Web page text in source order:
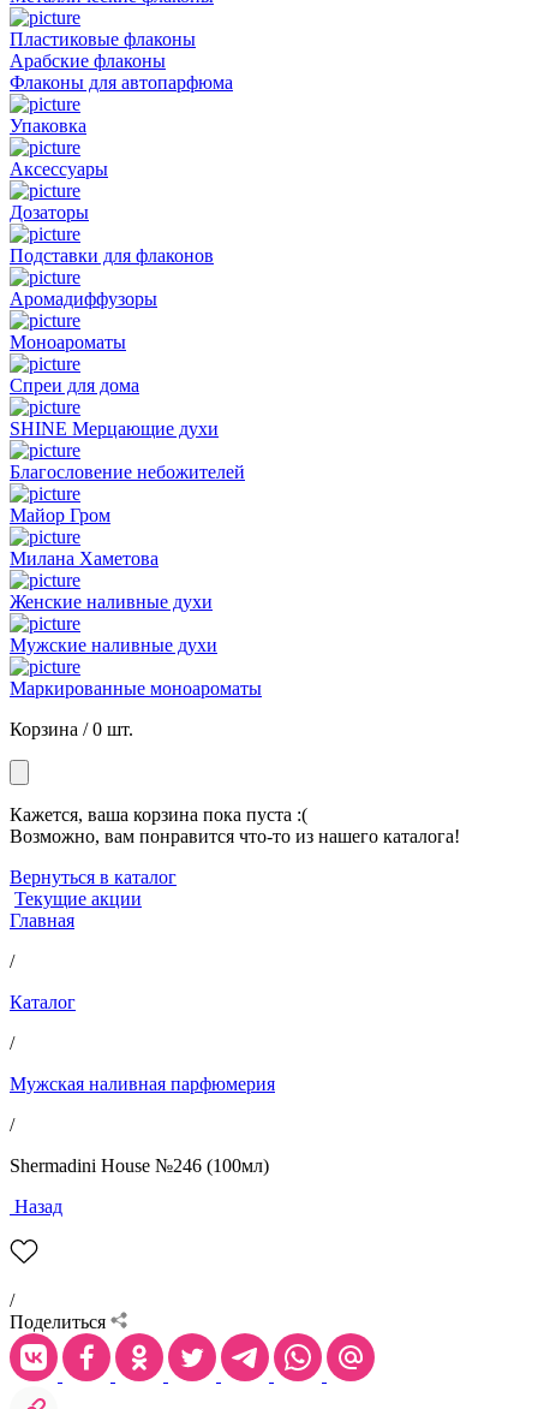
Пластиковые флаконы
Арабские флаконы
Флаконы для автопарфюма
Упаковка
Аксессуары
Дозаторы
Подставки для флаконов
Аромадиффузоры
Моноароматы
Спреи для дома
SHINE Мерцающие духи
Благословение небожителей
Майор Гром
Милана Хаметова
Женские наливные духи
Мужские наливные духи
Маркированные моноароматы
Корзина /0 шт.
Кажется, ваша корзина пока пуста :(
Возможно, вам понравится что-то из нашего каталога!
Вернуться в каталог
Текущие акции
Главная
/
Каталог
/
Мужская наливная парфюмерия
/
Shermadini House №246 (100мл)
Назад
/
Поделиться